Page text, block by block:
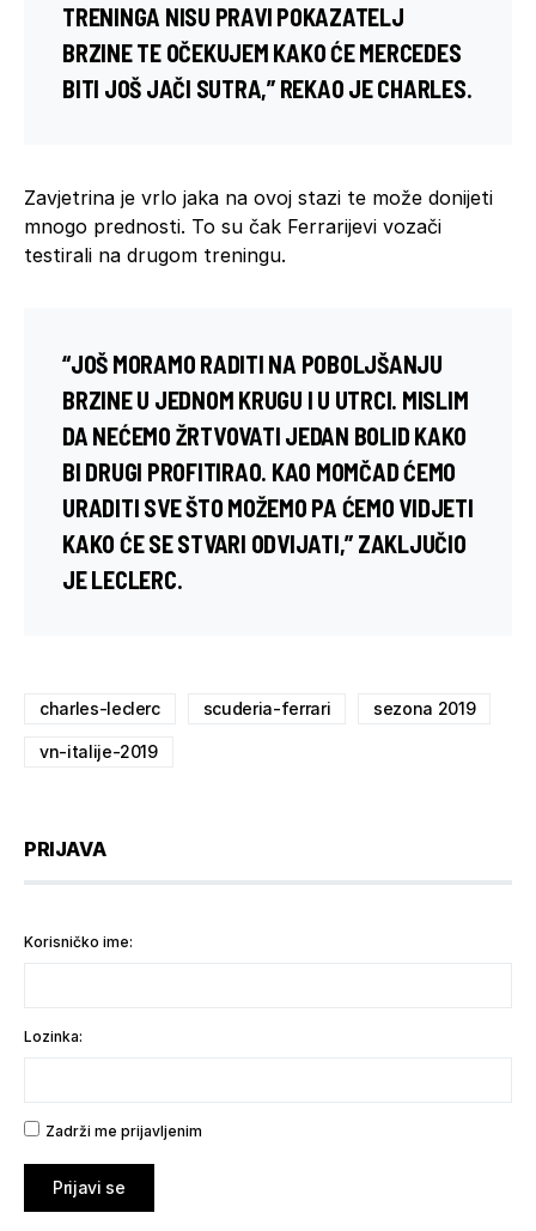
TRENINGA NISU PRAVI POKAZATELJ
BRZINE TE OČEKUJEM KAKO ĆE MERCEDES
BITI JOŠ JAČI SUTRA,” REKAO JE CHARLES.
Zavjetrina je vrlo jaka na ovoj stazi te može donijeti
mnogo prednosti. To su čak Ferrarijevi vozači
testirali na drugom treningu.
“JOŠ MORAMO RADITI NA POBOLJŠANJU
BRZINE U JEDNOM KRUGU I U UTRCI. MISLIM
DA NEĆEMO ŽRTVOVATI JEDAN BOLID KAKO
BI DRUGI PROFITIRAO. KAO MOMČAD ĆEMO
URADITI SVE ŠTO MOŽEMO PA ĆEMO VIDJETI
KAKO ĆE SE STVARI ODVIJATI,” ZAKLJUČIO
JE LECLERC.
charles-leclerc scuderia-ferrari sezona 2019
vn-italije-2019
PRIJAVA
Korisničko ime:
Lozinka:
Zadrži me prijavljenim
Prijavi se